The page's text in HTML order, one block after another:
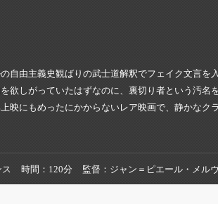
自由主義史観ばりの武士道解釈でフェイク文言を
欲しがっていたはずなのに、裏切り者という汚名
映にもめったにかからないレア映画で、静かなク
時間 120分 監督 ジャン＝ピエール・メル